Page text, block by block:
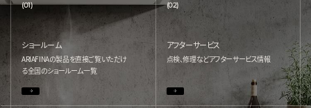
(01)
ショールーム
ARIAFINAの製品を直接ご覧いただけ
る全国のショールーム一覧
(02)
アフターサービス
点検、修理などアフターサービス情報